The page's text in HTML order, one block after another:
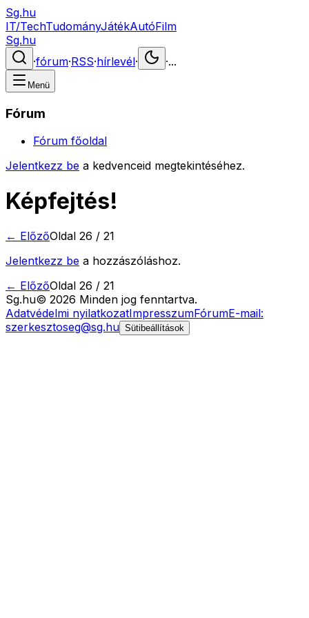
Sg.hu
IT/TechTudományJátékAutóFilm
Sg.hu
·fórum·RSS·hírlevél· ·...
Menü
Fórum
Fórum főoldal
Jelentkezz be a kedvenceid megtekintéséhez.
Képfejtés!
← ElőzőOldal 26 / 21
Jelentkezz be a hozzászóláshoz.
← ElőzőOldal 26 / 21
Sg.hu© 2026 Minden jog fenntartva.
Adatvédelmi nyilatkozatImpresszumFórumE-mail:
szerkesztoseg@sg.hu Sütibeállítások